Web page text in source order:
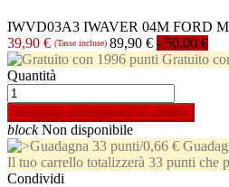
IWVD03A3 IWAVER 04M FORD
39,90 € (Tasse incluse) 89,90 € - 50,00 €
Gratuito
Quantità
shopping_cartAggiungi al carrello
blockNon disponibile
Il tuo carrello totalizzerà 33 punti che
Condividi